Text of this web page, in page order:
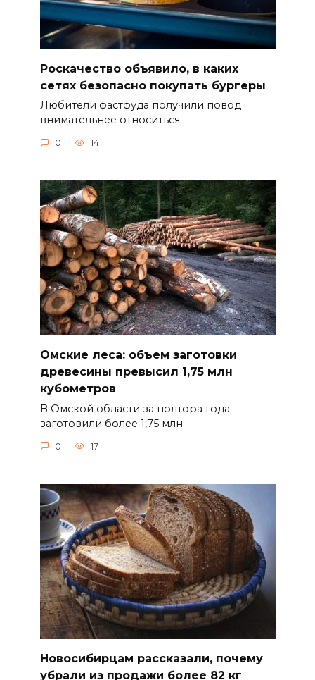
Роскачество объявило, в каких
сетях безопасно покупать бургеры
Любители фастфуда получили повод
внимательнее относиться
0 14
Омские леса: объем заготовки
древесины превысил 1,75 млн
кубометров
В Омской области за полтора года
заготовили более 1,75 млн.
0 17
Новосибирцам рассказали, почему
убрали из продажи более 82 кг